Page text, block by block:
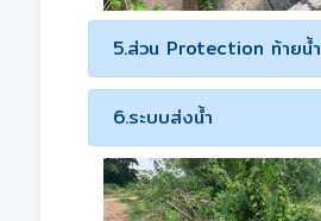
5.ส่วน Protection ท้ายน้ำ
6.ระบบส่งน้ำ